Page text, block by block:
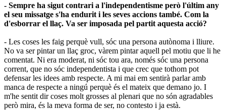
- Sempre ha sigut contrari a l'independentisme però l'últim any
el seu missatge s'ha endurit i les seves accions també. Com la
d'esborrar el llaç. Va ser imposada pel partit aquesta acció?
- Les coses les faig perquè vull, sóc una persona autònoma i lliure.
No va ser pintar un llaç groc, vàrem pintar aquell pel motiu que li he
comentat. Ni era moderat, ni sóc tou ara, només sóc una persona
corrent, que no sóc independentista i que crec que tothom pot
defensar les idees amb respecte. A mi mai em sentirà parlar amb
manca de respecte a ningú perquè és el mateix que demano jo. I
m'he sentit dir coses molt grosses al plenari que no són agradables
però mira, és la meva forma de ser, no contesto i ja està.